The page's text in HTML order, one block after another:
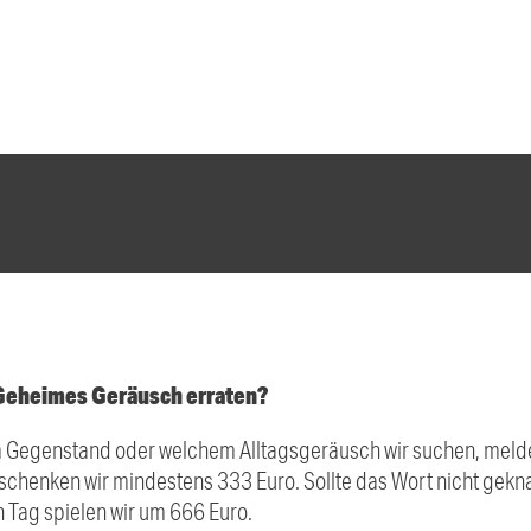
Geräusch erraten?
oder welchem Alltagsgeräusch wir suchen,
wir mindestens 333 Euro. Sollte das Wort nicht
spielen wir um 666 Euro.